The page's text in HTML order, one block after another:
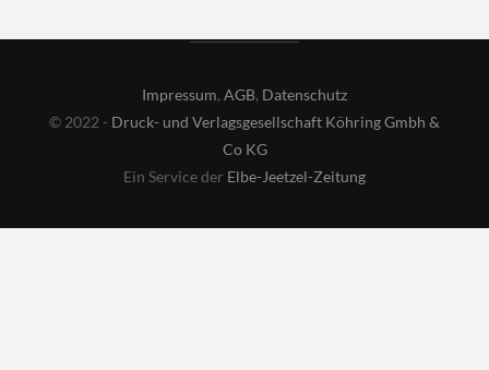
Impressum, AGB, Datenschutz
© 2022 - Druck- und Verlagsgesellschaft Köhring Gmbh &
Co KG
Ein Service der Elbe-Jeetzel-Zeitung